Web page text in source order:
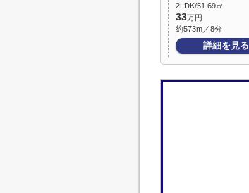
2LDK/51.69㎡
33万円
約573m／8分
詳細を見る